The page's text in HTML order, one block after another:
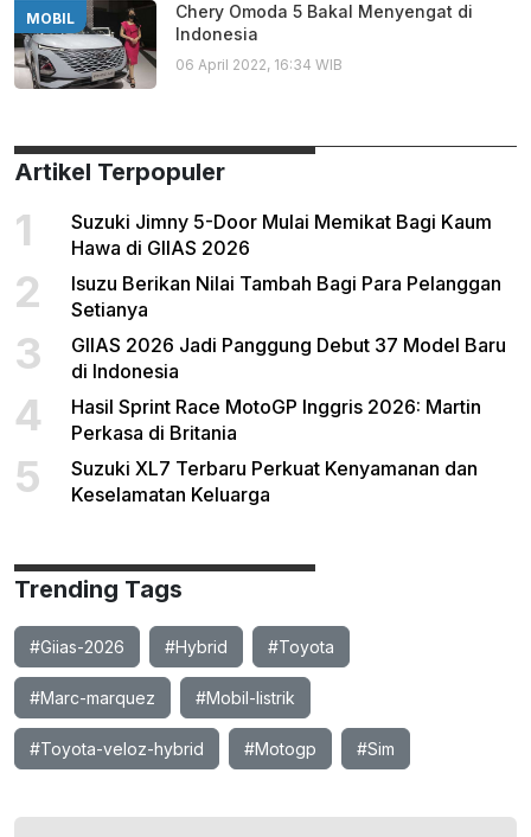
MOBIL
Chery Omoda 5 Bakal Menyengat di
Indonesia
06 April 2022, 16:34 WIB
Artikel Terpopuler
1
Suzuki Jimny 5-Door Mulai Memikat Bagi Kaum
Hawa di GIIAS 2026
2
Isuzu Berikan Nilai Tambah Bagi Para Pelanggan
Setianya
3
GIIAS 2026 Jadi Panggung Debut 37 Model Baru
di Indonesia
4
Hasil Sprint Race MotoGP Inggris 2026: Martin
Perkasa di Britania
5
Suzuki XL7 Terbaru Perkuat Kenyamanan dan
Keselamatan Keluarga
Trending Tags
#Giias-2026 #Hybrid #Toyota
#Marc-marquez #Mobil-listrik
#Toyota-veloz-hybrid #Motogp #Sim